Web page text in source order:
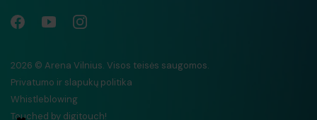
2026 © Arena Vilnius. Visos teisės saugomos.
Privatumo ir slapukų politika
Whistleblowing
Touched by digitouch!